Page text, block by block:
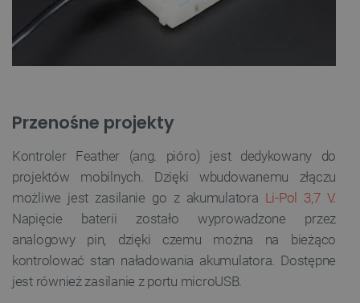
Przenośne projekty
Kontroler Feather (ang. pióro) jest dedykowany do
projektów mobilnych. Dzięki wbudowanemu złączu
możliwe jest zasilanie go z akumulatora Li-Pol 3,7 V.
Napięcie baterii zostało wyprowadzone przez
analogowy pin, dzięki czemu można na bieżąco
kontrolować stan naładowania akumulatora. Dostępne
jest również zasilanie z portu microUSB.